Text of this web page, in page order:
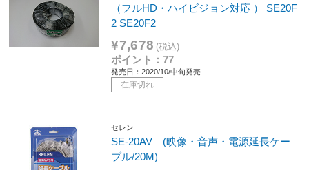
（フルHD・ハイビジョン対応 ） SE20F
2 SE20F2
¥7,678 (税込)
ポイント：77
発売日：2020/10/中旬発売
在庫切れ
セレン
SE-20AV (映像・音声・電源延長ケー
ブル/20M)